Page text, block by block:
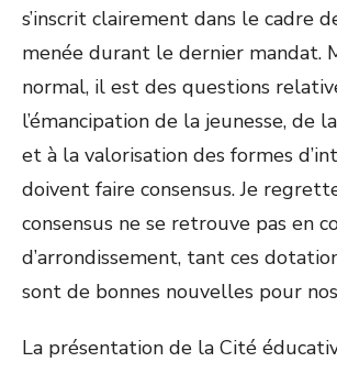
s’inscrit clairement dans le cadre
menée durant le dernier mandat.
normal, il est des questions
l’émancipation de la jeunesse, de
et à la valorisation des formes
doivent faire consensus. Je
consensus ne se retrouve pas en
d’arrondissement, tant ces
sont de bonnes nouvelles pour
La présentation de la Cité